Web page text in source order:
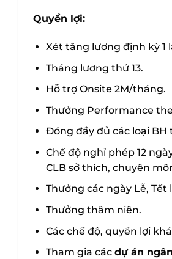
Quyền lợi:
Xét tăng lương định kỳ 1
Tháng lương thứ 13.
Hỗ trợ Onsite 2M/tháng.
Thưởng Performance
Đóng đầy đủ các loại
Chế độ nghỉ phép 12
CLB sở thích, chuyên
Thưởng các ngày Lễ,
Thưởng thâm niên.
Các chế độ, quyền lợi
Tham gia các dự án